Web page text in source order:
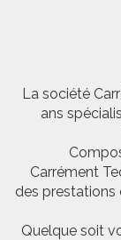
La société
ans
Carrément
des prestations
Quelque soit